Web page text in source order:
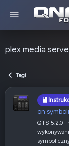
plex media
Tagi
on
QTS 5.2.0 i